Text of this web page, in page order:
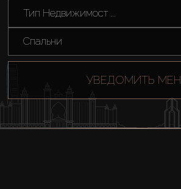
Тип Недвижимост ...
Спальни
УВЕДОМИТЬ